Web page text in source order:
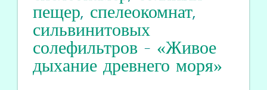
пещер, спелеокомнат,
сильвинитовых
солефильтров - «Живое
дыхание древнего моря»